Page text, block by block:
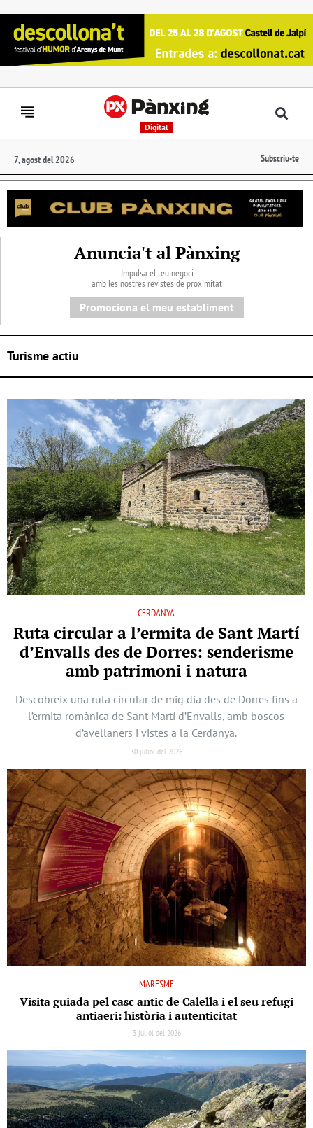
Digital
7, agost del 2026 Subscriu-te
Anuncia't al Pànxing
Impulsa el teu negoci
amb les nostres revistes de proximitat
Promociona el meu establiment
Turisme actiu
CERDANYA
Ruta circular a l’ermita de Sant Martí
d’Envalls des de Dorres: senderisme
amb patrimoni i natura
Descobreix una ruta circular de mig dia des de Dorres fins a
l’ermita romànica de Sant Martí d’Envalls, amb boscos
d’avellaners i vistes a la Cerdanya.
30 juliol del 2026
MARESME
Visita guiada pel casc antic de Calella i el seu refugi
antiaeri: història i autenticitat
3 juliol del 2026